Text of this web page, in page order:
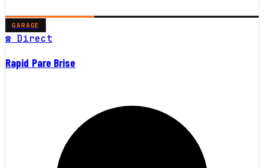
GARAGE
☎ Direct
Rapid Pare Brise